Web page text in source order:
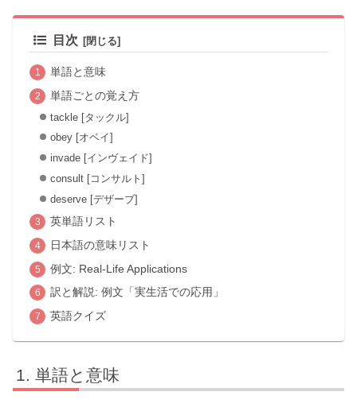
目次
単語と意味
単語ごとの覚え方
tackle [タックル]
obey [オベイ]
invade [インヴェイド]
consult [コンサルト]
deserve [デザーブ]
英単語リスト
日本語の意味リスト
例文: Real-Life Applications
訳と解説: 例文「実生活での応用」
英語クイズ
単語と意味